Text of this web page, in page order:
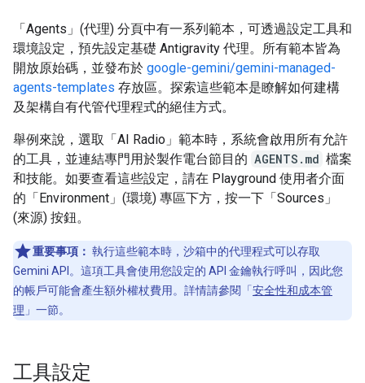
「Agents」(代理) 分頁中有一系列範本，可透過設定工具和
環境設定，預先設定基礎 Antigravity 代理。 所有範本皆為
開放原始碼，並發布於 google-gemini/gemini-managed-
agents-templates 存放區。探索這些範本是瞭解如何建構
及架構自有代管代理程式的絕佳方式。
舉例來說，選取「AI Radio」範本時，系統會啟用所有允許
的工具，並連結專門用於製作電台節目的 AGENTS.md 檔案
和技能。如要查看這些設定，請在 Playground 使用者介面
的「Environment」(環境) 專區下方，按一下「Sources」
(來源) 按鈕。
重要事項： 執行這些範本時，沙箱中的代理程式可以存取
Gemini API。這項工具會使用您設定的 API 金鑰執行呼叫，因此您
的帳戶可能會產生額外權杖費用。詳情請參閱「 安全性和成本管
理 」一節。
工具設定